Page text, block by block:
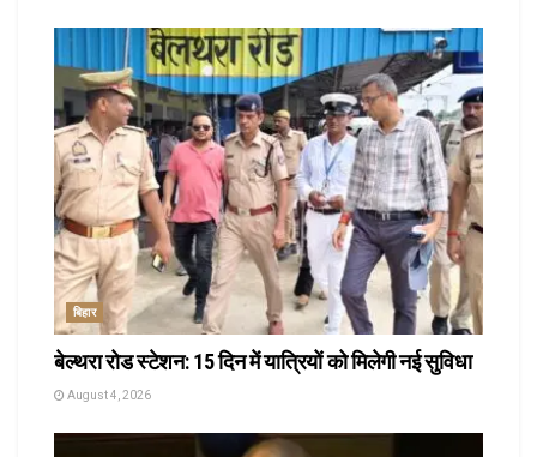
बिहार
बेल्थरा रोड स्टेशन: 15 दिन में यात्रियों को मिलेगी नई सुविधा
August 4, 2026